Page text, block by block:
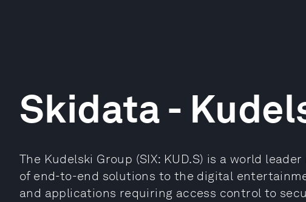
Skidata -
The Kudelski Group (SIX: KUD.S) is a world
of end-to-end solutions to the digital
and applications requiring access control to